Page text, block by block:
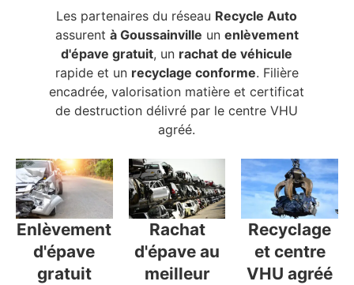
Les partenaires du réseau Recycle Auto
assurent à Goussainville un enlèvement
d'épave gratuit, un rachat de véhicule
rapide et un recyclage conforme. Filière
encadrée, valorisation matière et certificat
de destruction délivré par le centre VHU
agréé.
Enlèvement
d'épave
gratuit
Rachat
d'épave au
meilleur
Recyclage
et centre
VHU agréé